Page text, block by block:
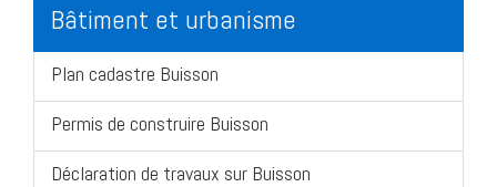
Bâtiment et urbanisme
Plan cadastre Buisson
Permis de construire Buisson
Déclaration de travaux sur Buisson